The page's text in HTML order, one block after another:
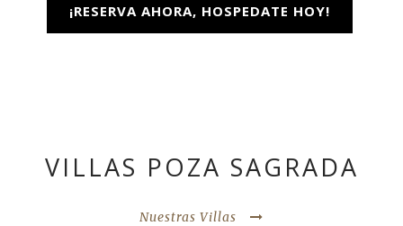
¡RESERVA AHORA, HOSPEDATE HOY!
VILLAS POZA SAGRADA
Nuestras Villas